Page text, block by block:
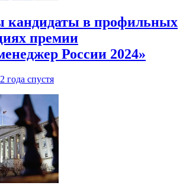
кандидаты в профильных
премии
России 2024»
2 года спустя